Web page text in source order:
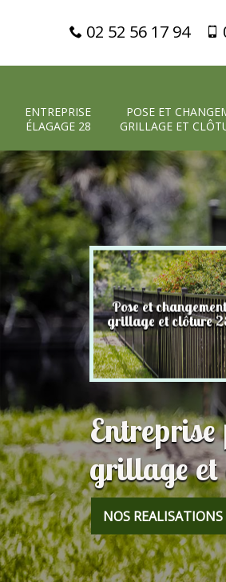
02 52 56 17 94
ENTREPRISE
ÉLAGAGE 28
POSE ET
GRILLAGE ET
28 Pose et changement
grillage et clôture
Entreprise
grillage et
NOS REALISATIONS